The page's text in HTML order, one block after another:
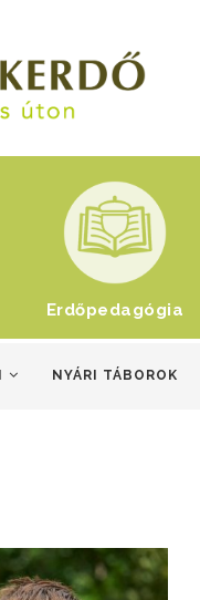
Erdőpedagógia
NYÁRI TÁBOROK